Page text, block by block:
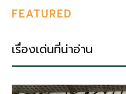
FEATURED
เรื่องเด่นที่น่าอ่าน